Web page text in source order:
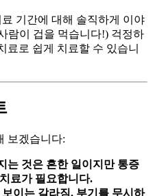
기간에 대해 솔직하게 이야
람이 겁을 먹습니다!) 걱정하
료로 쉽게 치료할 수 있습니
보겠습니다:
는 것은 흔한 일이지만 통증
료가 필요합니다.
이는 갈라짐, 부기를 무시하